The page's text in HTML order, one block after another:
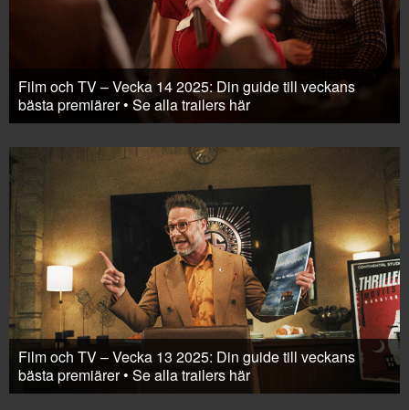
Film och TV – Vecka 14 2025: Din guide till veckans
bästa premiärer • Se alla trailers här
Film och TV – Vecka 13 2025: Din guide till veckans
bästa premiärer • Se alla trailers här